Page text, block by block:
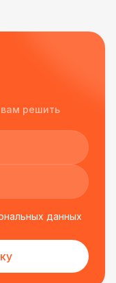
состоянии.
как
сложили
видно!
решить
данных